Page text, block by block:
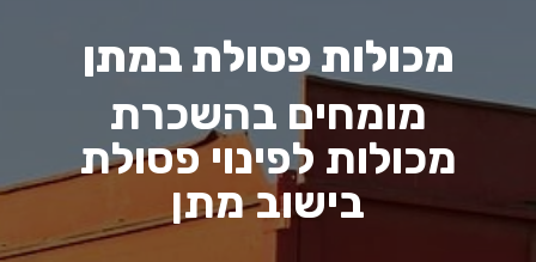
מכולות פסולת במתן
מומחים בהשכרת
מכולות לפינוי פסולת
בישוב מתן